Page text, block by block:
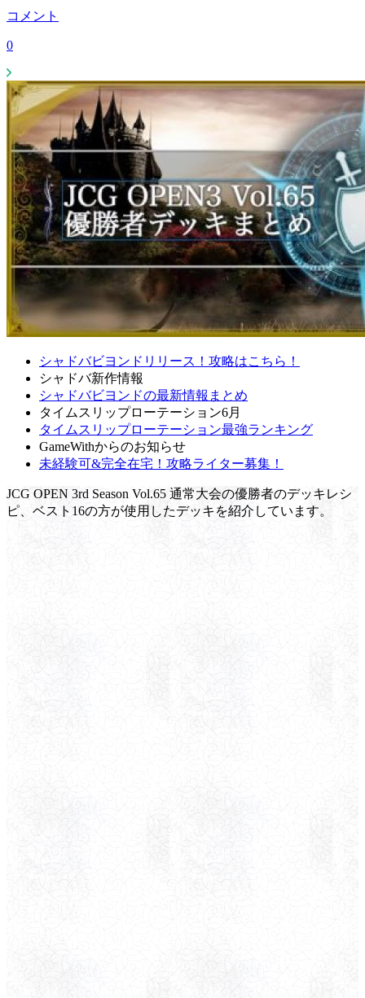
コメント
0
シャドバビヨンドリリース！攻略はこちら！
シャドバ新作情報
シャドバビヨンドの最新情報まとめ
タイムスリップローテーション6月
タイムスリップローテーション最強ランキング
GameWithからのお知らせ
未経験可&完全在宅！攻略ライター募集！
JCG OPEN 3rd Season Vol.65 通常大会の優勝者のデッキレシ
ピ、ベスト16の方が使用したデッキを紹介しています。